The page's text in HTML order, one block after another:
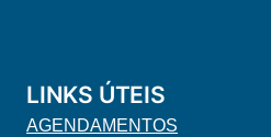
LINKS ÚTEIS
AGENDAMENTOS